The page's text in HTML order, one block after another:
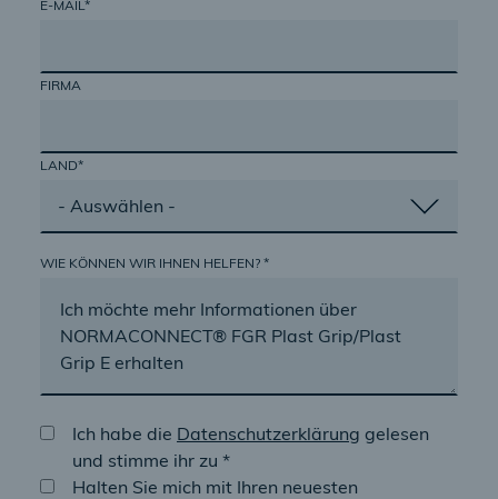
E-MAIL*
FIRMA
LAND*
WIE KÖNNEN WIR IHNEN HELFEN? *
Ich habe die Datenschutzerklärung gelesen
und stimme ihr zu *
Halten Sie mich mit Ihren neuesten